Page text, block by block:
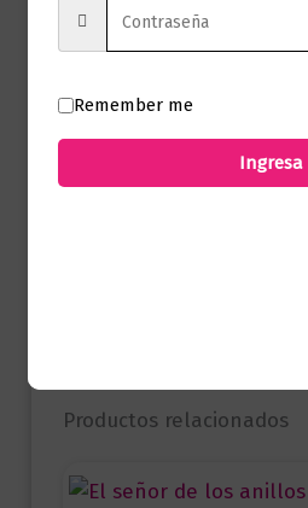
Presentación
No hay valoraciones aún.
Productos relacionados
Remember me
Ingresa